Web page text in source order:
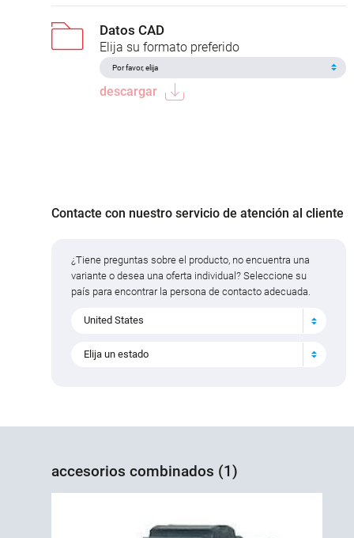
Datos CAD
Elija su formato preferido
descargar
Contacte con nuestro servicio de atención al cliente
¿Tiene preguntas sobre el producto, no encuentra una
variante o desea una oferta individual? Seleccione su
país para encontrar la persona de contacto adecuada.
United States
Elija un estado
accesorios combinados (1)